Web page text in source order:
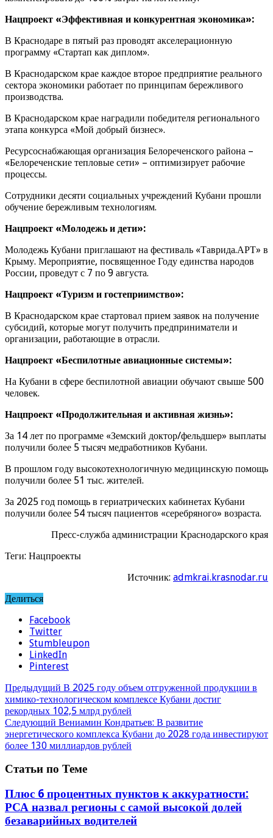
Нацпроект «Эффективная и конкурентная экономика»:
В Краснодаре в пятый раз проводят акселерационную
программу «Стартап как диплом».
В Краснодарском крае каждое второе предприятие реального
сектора экономики работает по принципам бережливого
производства.
В Краснодарском крае наградили победителя регионального
этапа конкурса «Мой добрый бизнес».
Ресурсоснабжающая организация Белореченского района –
«Белореченские тепловые сети» – оптимизирует рабочие
процессы.
Сотрудники десяти социальных учреждений Кубани прошли
обучение бережливым технологиям.
Нацпроект «Молодежь и дети»:
Молодежь Кубани приглашают на фестиваль «Таврида.АРТ» в
Крыму. Мероприятие, посвященное Году единства народов
России, проведут с 7 по 9 августа.
Нацпроект «Туризм и гостеприимство»:
В Краснодарском крае стартовал прием заявок на получение
субсидий, которые могут получить предприниматели и
организации, работающие в отрасли.
Нацпроект «Беспилотные авиационные системы»:
На Кубани в сфере беспилотной авиации обучают свыше 500
человек.
Нацпроект «Продолжительная и активная жизнь»:
За 14 лет по программе «Земский доктор/фельдшер» выплаты
получили более 5 тысяч медработников Кубани.
В прошлом году высокотехнологичную медицинскую помощь
получили более 51 тыс. жителей.
За 2025 год помощь в гериатрических кабинетах Кубани
получили более 54 тысяч пациентов «серебряного» возраста.
Пресс-служба администрации Краснодарского края
Теги: Нацпроекты
Источник: admkrai.krasnodar.ru
Делиться
Facebook
Twitter
Stumbleupon
LinkedIn
Pinterest
Предыдущий В 2025 году объем отгруженной продукции в
химико-технологическом комплексе Кубани достиг
рекордных 102,5 млрд рублей
Следующий Вениамин Кондратьев: В развитие
энергетического комплекса Кубани до 2028 года инвестируют
более 130 миллиардов рублей
Статьи по Теме
Плюс 6 процентных пунктов к аккуратности:
РСА назвал регионы с самой высокой долей
безаварийных водителей